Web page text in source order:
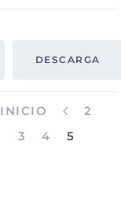
DESCARGA
INICIO
2
3
4 5